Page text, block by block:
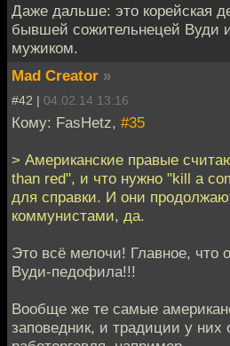
Даже дальше: это корейская
бывшей сожительнецей Вуди
мужиком.
Mad Creator »
#42 | 04.02.14 13:16
Кому: FasHetz, #35
> Американские правые
than red", и что нужно "kill a
для справки. И они
коммунистами, да.
Это всё мелочи! Главное, что
Вуди-педофила!!!
Вообще же те самые
заповедник, и традиции у них